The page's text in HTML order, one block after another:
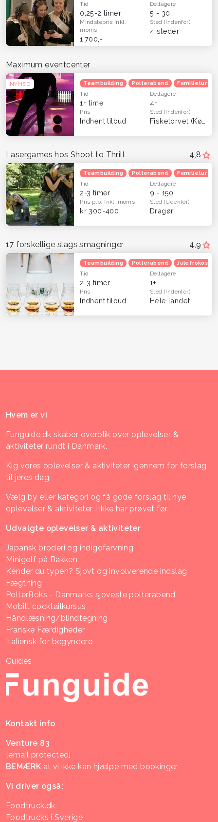
Tid
0,25-2 timer
Deltagere
5 - 30
Mindstepris Inkl.
moms
1.700,-
Sted(Indenfor)
4 steder
NYHED
Maximum eventcenter
Teambuilding Polterabend Familietur
Tid
1+ time
Deltagere
4+
Pris
Indhent tilbud
Sted(Indenfor)
4,8
Lasergames hos Shoot to Thrill
Teambuilding Polterabend Familietur
Tid
2-3 timer
Deltagere
9 - 150
Pris p.p. Inkl. moms
kr 300-400
Sted(Udenfor)
Dragør
4,9
17 forskellige slags smagninger
Teambuilding Polterabend Julefrokost
Tid
2-3 timer
Deltagere
1+
Pris
Indhent tilbud
Sted(Indenfor)
Hele landet
Hvem er vi
Funguide.dk skaber overblik over oplevelser &
aktiviteter rundt i Danmark.
Kig vores oplevelser & aktiviteter igennem for forslag
til jeres dag.
Vælg by eller kategori og få gode forslag til nye
oplevelser & aktiviteter I ikke har prøvet før.
Udvalgte oplevelser & aktiviteter
Japansk broderi og indigofarvning
Minigolf på Bakken
Kender du typen? Sjovt og involverende indslag
Fægtning
PolterBoks - Danmarks sjoveste polterabend
Mobilt cocktailkursus
Håndlæsning/blindtegning
Franske Færdigheder
Italiensk for begyndere
Guides
Kontakt info
Venture 83
[email protected]
BEMÆRK at vi ikke kan hjælpe med bookinger
Vi driver også:
Foodtruck.dk
Foodtrucks i Sverige